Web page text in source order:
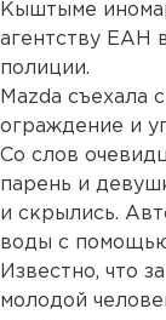
Кыштыме
агентству ЕАН
полиции.
Mazda съехала
ограждение и
Со слов
парень и
и скрылись.
воды с
Известно, что
молодой